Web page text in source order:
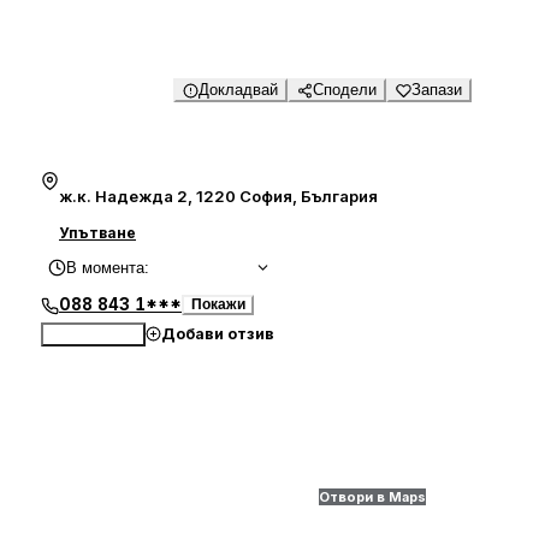
Докладвай Сподели Запази
ж.к. Надежда 2, 1220 София, България
Упътване
В момента:
088 843 1*** Покажи
Добави отзив
Отвори в Maps